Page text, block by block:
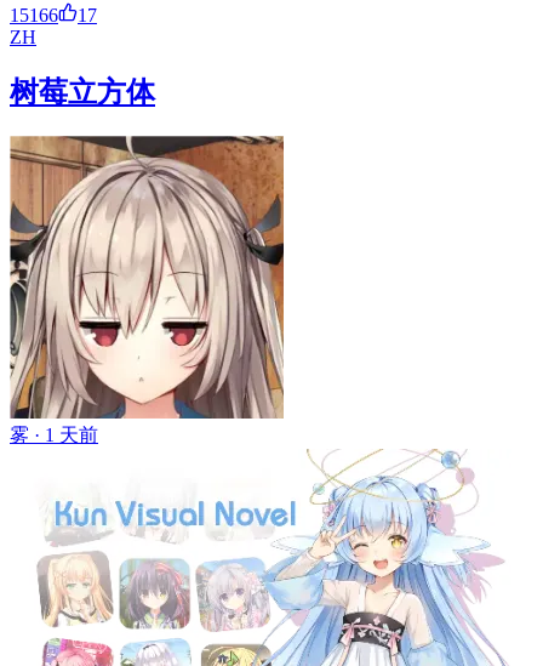
15166
17
ZH
树莓立方体
雾 · 1 天前